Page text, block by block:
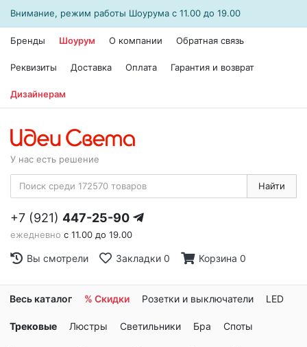
Внимание, режим работы Шоурума с 11.00 до 19.00
Бренды Шоурум О компании Обратная связь
Реквизиты Доставка Оплата Гарантия и возврат
Дизайнерам
У нас есть решение
Найти
+7 (921) 447-25-90
ежедневно с 11.00 до 19.00
Вы смотрели Закладки 0 Корзина 0
Весь каталог % Скидки Розетки и выключатели LED
Трековые Люстры Светильники Бра Споты